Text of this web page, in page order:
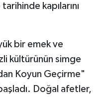
kapılarını
bir emek ve
kültürünün simge
Koyun Geçirme"
Doğal afetler,